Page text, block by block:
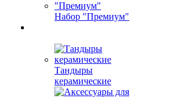
Набор "Премиум"
Тандыры
керамические